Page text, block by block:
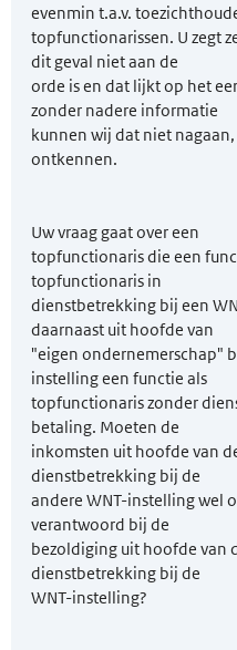
evenmin t.a.v.
topfunctionarissen. U zegt
dit geval niet aan de
orde is en dat lijkt op het
zonder nadere informatie
kunnen wij dat niet
ontkennen.
Uw vraag gaat over een
topfunctionaris die een
topfunctionaris in
dienstbetrekking bij een
daarnaast uit hoofde van
"eigen ondernemerschap"
instelling een functie als
topfunctionaris zonder
betaling. Moeten de
inkomsten uit hoofde van
dienstbetrekking bij de
andere WNT-instelling wel
verantwoord bij de
bezoldiging uit hoofde van
dienstbetrekking bij de
WNT-instelling?